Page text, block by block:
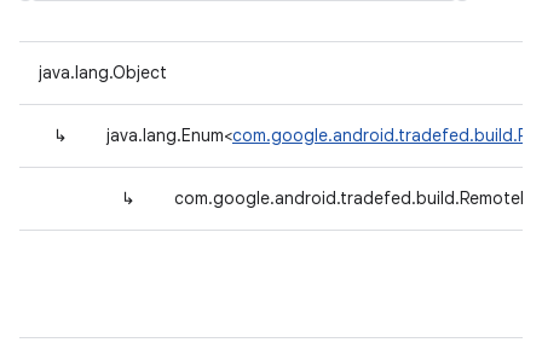
java.lang.Object
↳ java.lang.Enum<
↳